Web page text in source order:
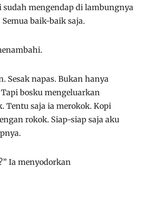
sudah mengendap di lambungnya
baik-baik saja.
Sesak napas. Bukan hanya
bosku mengeluarkan
Tentu saja ia merokok. Kopi
rokok. Siap-siap saja aku
Ia menyodorkan